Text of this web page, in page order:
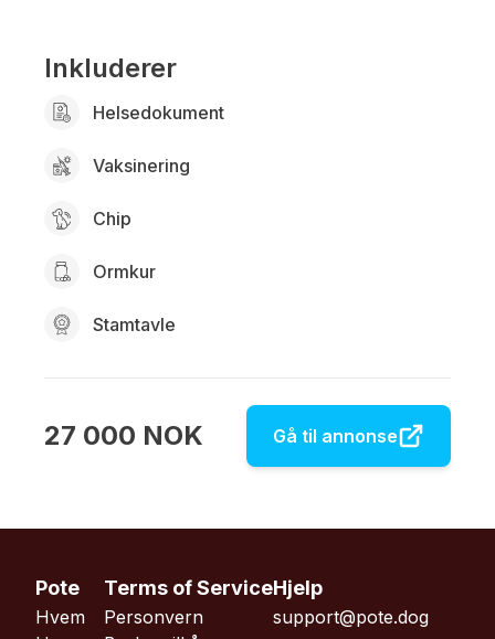
Inkluderer
Helsedokument
Vaksinering
Chip
Ormkur
Stamtavle
27 000 NOK Gå til annonse
Pote
Hvem
Terms of Service
Personvern
Hjelp
support@pote.dog